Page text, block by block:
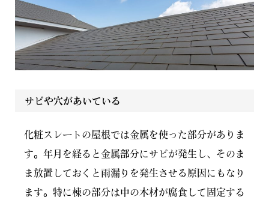
サビや穴があいている
化粧スレートの屋根では金属を使った部分がありま
す。年月を経ると金属部分にサビが発生し、そのま
ま放置しておくと雨漏りを発生させる原因にもなり
ます。特に棟の部分は中の木材が腐食して固定する